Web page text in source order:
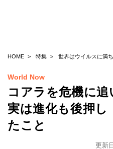
HOME 特集 世界はウイルスに満
World Now
コアラを危機に追
実は進化も後押
たこと
更新